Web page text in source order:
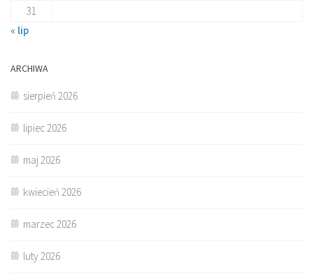
31
« lip
ARCHIWA
sierpień 2026
lipiec 2026
maj 2026
kwiecień 2026
marzec 2026
luty 2026